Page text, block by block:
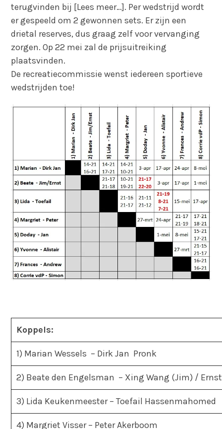
terugvinden bij [Lees meer…]. Per wedstrijd wordt
er gespeeld om 2 gewonnen sets. Er zijn een
drietal reserves, dus graag zelf voor vervanging
zorgen. Op 22 mei zal de prijsuitreiking
plaatsvinden.
De recreatiecommissie wenst iedereen sportieve
wedstrijden toe!
Koppels:
1) Marian Wessels – Dirk Jan Pronk
2) Beate den Engelsman – Xing Wang (Jim) /
3) Lida Keukenmeester – Toefail Hassenmahomed
4) Margriet Visser – Peter Akerboom